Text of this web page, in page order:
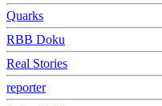
Quarks
RBB Doku
Real Stories
reporter